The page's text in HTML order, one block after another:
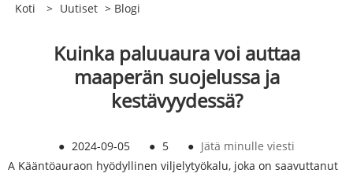
Koti > Uutiset > Blogi
Kuinka paluuaura voi auttaa
maaperän suojelussa ja
kestävyydessä?
● 2024-09-05 ● 5 ● Jätä minulle viesti
A Kääntöauraon hyödyllinen viljelytyökalu, joka on saavuttanut